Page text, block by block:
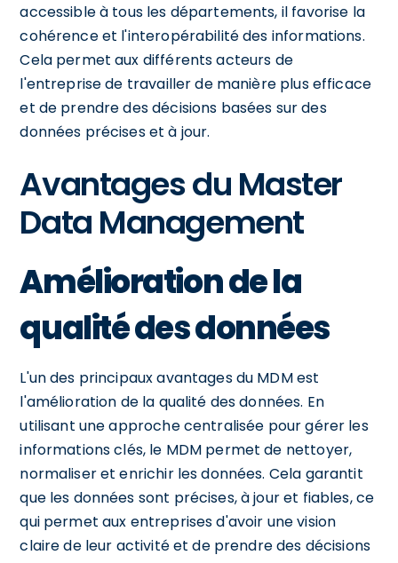
accessible à tous les départements, il favorise la
cohérence et l'interopérabilité des informations.
Cela permet aux différents acteurs de
l'entreprise de travailler de manière plus efficace
et de prendre des décisions basées sur des
données précises et à jour.
Avantages du Master
Data Management
Amélioration de la
qualité des données
L'un des principaux avantages du MDM est
l'amélioration de la qualité des données. En
utilisant une approche centralisée pour gérer les
informations clés, le MDM permet de nettoyer,
normaliser et enrichir les données. Cela garantit
que les données sont précises, à jour et fiables, ce
qui permet aux entreprises d'avoir une vision
claire de leur activité et de prendre des décisions